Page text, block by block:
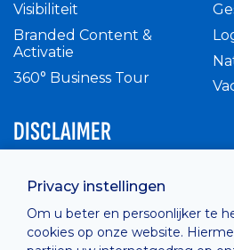
Privacy instellingen
Om u beter en persoonlijker te
cookies op onze website.
Visibiliteit
Branded Content &
Activatie
360° Business Tour
DISCLAIMER
Privacy Policy
Cashless
verkoopsvoorwaarden